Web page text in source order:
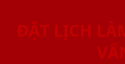
ĐẶT LỊCH